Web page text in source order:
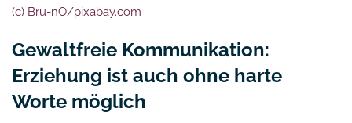
(c) Bru-nO/pixabay.com
Gewaltfreie Kommunikation:
Erziehung ist auch ohne harte
Worte möglich